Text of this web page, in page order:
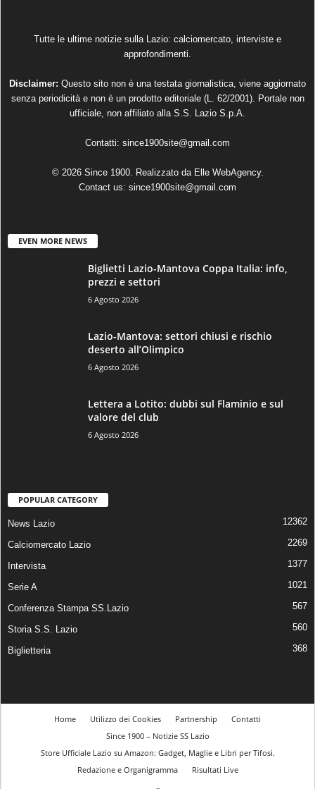
Tutte le ultime notizie sulla Lazio: calciomercato, interviste e
approfondimenti.
Disclaimer: Questo sito non è una testata giornalistica, viene aggiornato
senza periodicità e non è un prodotto editoriale (L. 62/2001). Portale non
ufficiale, non affiliato alla S.S. Lazio S.p.A.
Contatti: since1900site@gmail.com
© 2026 Since 1900. Realizzato da Elle WebAgency.
Contact us: since1900site@gmail.com
EVEN MORE NEWS
Biglietti Lazio-Mantova Coppa Italia: info,
prezzi e settori
6 Agosto 2026
Lazio-Mantova: settori chiusi e rischio
deserto all’Olimpico
6 Agosto 2026
Lettera a Lotito: dubbi sul Flaminio e sul
valore del club
6 Agosto 2026
POPULAR CATEGORY
News Lazio 12362
Calciomercato Lazio 2269
Intervista 1377
Serie A 1021
Conferenza Stampa SS.Lazio 567
Storia S.S. Lazio 560
Biglietteria 368
Home Utilizzo dei Cookies Partnership
Contatti
Since 1900 – Notizie SS Lazio
Store Ufficiale Lazio su Amazon: Gadget, Maglie e Libri per Tifosi.
Redazione e Organigramma
Risultati Live